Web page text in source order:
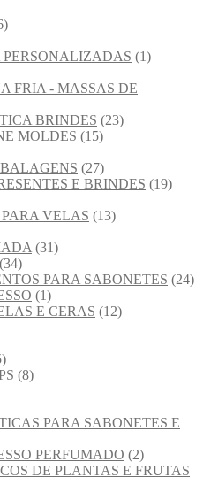
PERSONALIZADAS (1)
FRIA - MASSAS DE
BRINDES (23)
MOLDES (15)
(27)
E BRINDES (19)
VELAS (13)
(31)
(34)
PARA SABONETES (24)
(1)
E CERAS (12)
(8)
PARA SABONETES E
PERFUMADO (2)
DE PLANTAS E FRUTAS